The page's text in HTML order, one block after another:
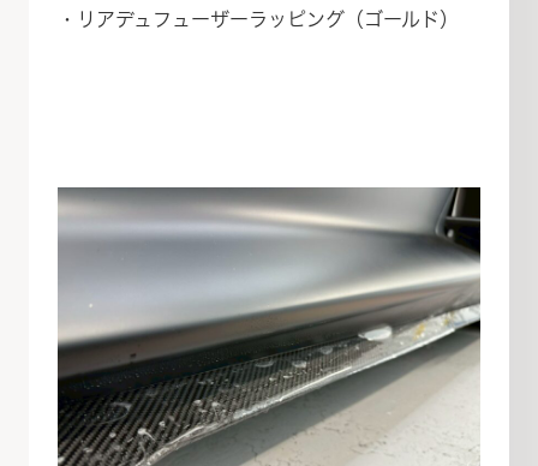
・リアデュフューザーラッピング（ゴールド）